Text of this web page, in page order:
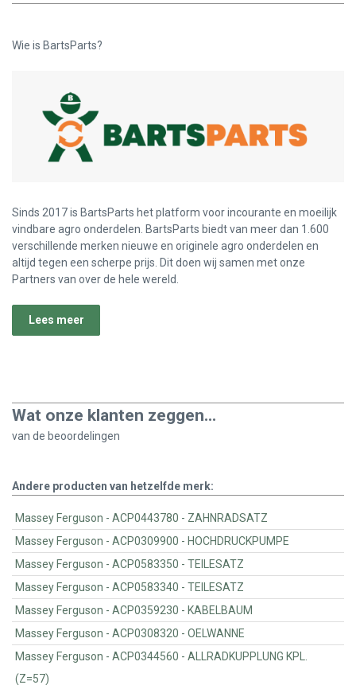
Wie is BartsParts?
Sinds 2017 is BartsParts het platform voor incourante en moeilijk
vindbare agro onderdelen. BartsParts biedt van meer dan 1.600
verschillende merken nieuwe en originele agro onderdelen en
altijd tegen een scherpe prijs. Dit doen wij samen met onze
Partners van over de hele wereld.
Lees meer
Wat onze klanten zeggen...
van de beoordelingen
Andere producten van hetzelfde merk:
Massey Ferguson - ACP0443780 - ZAHNRADSATZ
Massey Ferguson - ACP0309900 - HOCHDRUCKPUMPE
Massey Ferguson - ACP0583350 - TEILESATZ
Massey Ferguson - ACP0583340 - TEILESATZ
Massey Ferguson - ACP0359230 - KABELBAUM
Massey Ferguson - ACP0308320 - OELWANNE
Massey Ferguson - ACP0344560 - ALLRADKUPPLUNG KPL.
(Z=57)